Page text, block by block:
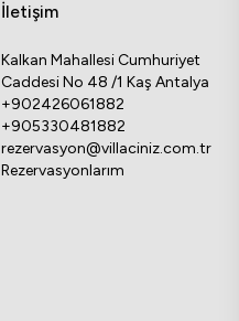
İletişim
Kalkan Mahallesi Cumhuriyet
Caddesi No 48 /1 Kaş Antalya
+902426061882
+905330481882
rezervasyon@villaciniz.com.tr
Rezervasyonlarım